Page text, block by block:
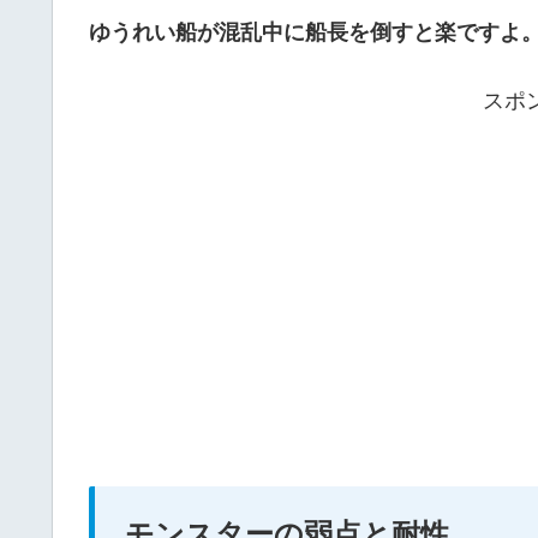
ゆうれい船が混乱中に船長を倒すと楽ですよ。
スポ